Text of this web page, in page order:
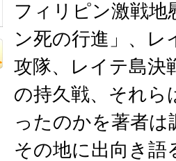
フィリピン激戦地
ン死の行進」、レ
攻隊、レイテ島決
の持久戦、それ
ったのかを著者
その地に出向き語